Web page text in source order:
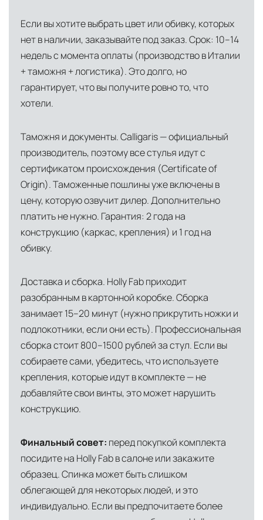
Если вы хотите выбрать цвет или обивку, которых
нет в наличии, заказывайте под заказ. Срок: 10–14
недель с момента оплаты (производство в Италии
+ таможня + логистика). Это долго, но
гарантирует, что вы получите ровно то, что
хотели.
Таможня и документы. Calligaris — официальный
производитель, поэтому все стулья идут с
сертификатом происхождения (Certificate of
Origin). Таможенные пошлины уже включены в
цену, которую озвучит дилер. Дополнительно
платить не нужно. Гарантия: 2 года на
конструкцию (каркас, крепления) и 1 год на
обивку.
Доставка и сборка. Holly Fab приходит
разобранным в картонной коробке. Сборка
занимает 15–20 минут (нужно прикрутить ножки и
подлокотники, если они есть). Профессиональная
сборка стоит 800–1500 рублей за стул. Если вы
собираете сами, убедитесь, что используете
крепления, которые идут в комплекте — не
добавляйте свои винты, это может нарушить
конструкцию.
Финальный совет: перед покупкой комплекта
посидите на Holly Fab в салоне или закажите
образец. Спинка может быть слишком
облегающей для некоторых людей, и это
индивидуально. Если вы предпочитаете более